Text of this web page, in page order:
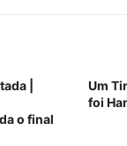
|
o final
Um
foi